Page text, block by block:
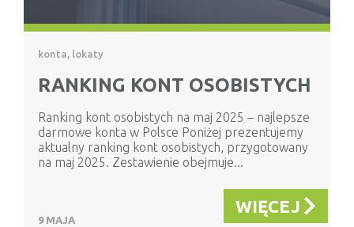
konta, lokaty
RANKING KONT OSOBISTYCH
Ranking kont osobistych na maj 2025 – najlepsze
darmowe konta w Polsce Poniżej prezentujemy
aktualny ranking kont osobistych, przygotowany
na maj 2025. Zestawienie obejmuje...
9 MAJA
WIĘCEJ